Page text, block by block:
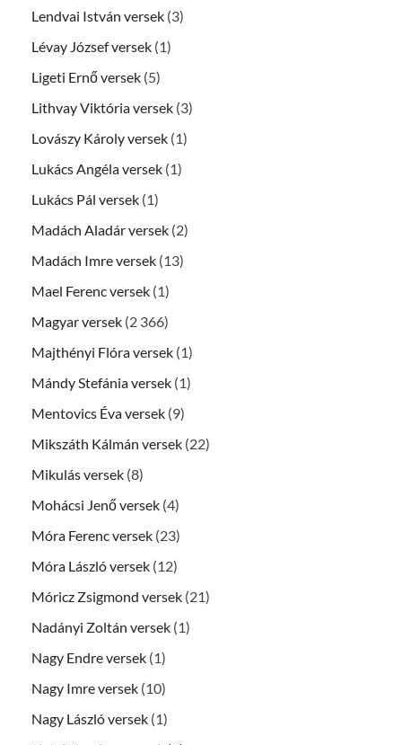
Lendvai István versek (3)
Lévay József versek (1)
Ligeti Ernő versek (5)
Lithvay Viktória versek (3)
Lovászy Károly versek (1)
Lukács Angéla versek (1)
Lukács Pál versek (1)
Madách Aladár versek (2)
Madách Imre versek (13)
Mael Ferenc versek (1)
Magyar versek (2 366)
Majthényi Flóra versek (1)
Mándy Stefánia versek (1)
Mentovics Éva versek (9)
Mikszáth Kálmán versek (22)
Mikulás versek (8)
Mohácsi Jenő versek (4)
Móra Ferenc versek (23)
Móra László versek (12)
Móricz Zsigmond versek (21)
Nadányi Zoltán versek (1)
Nagy Endre versek (1)
Nagy Imre versek (10)
Nagy László versek (1)